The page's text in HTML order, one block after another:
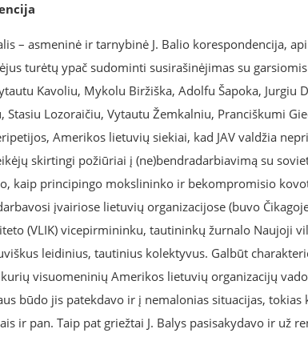
– asmeninė ir tarnybinė J. Balio korespondencija,
turėtų ypač sudominti susirašinėjimas su
Kavoliu, Mykolu Biržiška, Adolfu Šapoka, Jurgiu
Stasiu Lozoraičiu, Vytautu Žemkalniu, Pranciškumi
Amerikos lietuvių siekiai, kad JAV valdžia
skirtingi požiūriai į (ne)bendradarbiavimą su
kaip principingo mokslininko ir bekompromisio
įvairiose lietuvių organizacijose (buvo
(VLIK) vicepirmininku, tautininkų žurnalo Naujoji
leidinius, tautinius kolektyvus. Galbūt
visuomeninių Amerikos lietuvių organizacijų
būdo jis patekdavo ir į nemalonias situacijas,
ir pan. Taip pat griežtai J. Balys pasisakydavo ir už